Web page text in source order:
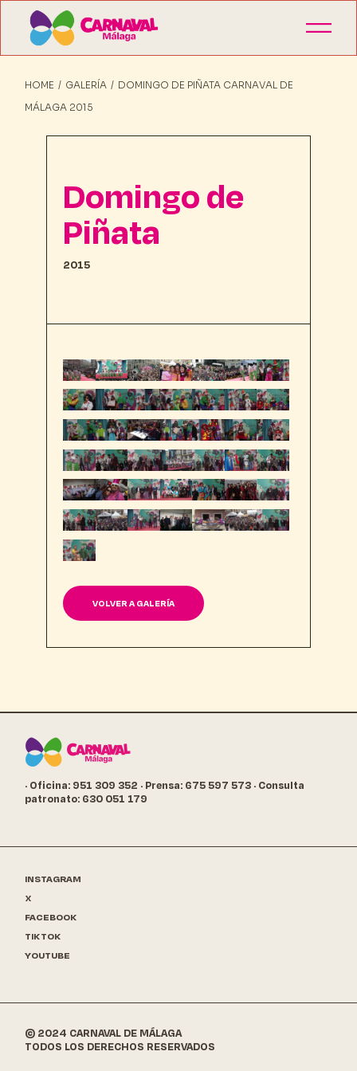
HOME GALERÍA
DOMINGO DE PIÑATA CARNAVAL DE
MÁLAGA 2015
Domingo de
Piñata
2015
VOLVER A GALERÍA
· Oficina: 951 309 352 · Prensa: 675 597 573 · Consulta
patronato: 630 051 179
INSTAGRAM
X
FACEBOOK
TIKTOK
YOUTUBE
© 2024 CARNAVAL DE MÁLAGA
TODOS LOS DERECHOS RESERVADOS